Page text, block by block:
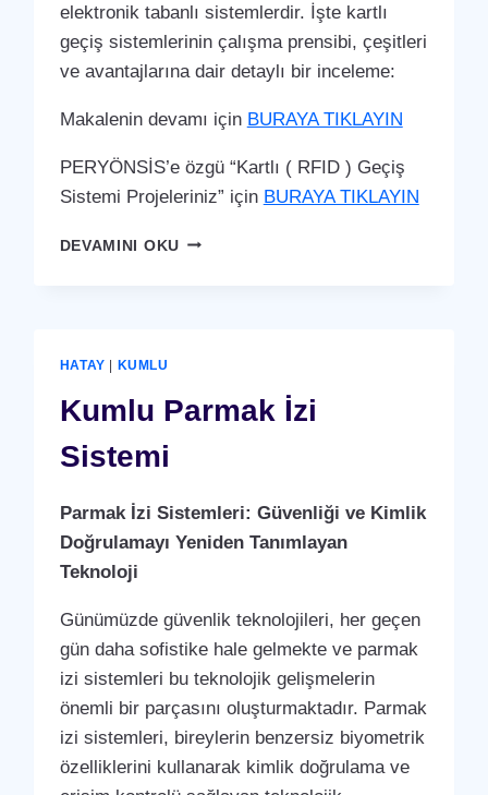
elektronik tabanlı sistemlerdir. İşte kartlı
geçiş sistemlerinin çalışma prensibi, çeşitleri
ve avantajlarına dair detaylı bir inceleme:
Makalenin devamı için BURAYA TIKLAYIN
PERYÖNSİS’e özgü “Kartlı ( RFID ) Geçiş
Sistemi Projeleriniz” için BURAYA TIKLAYIN
DEVAMINI OKUKUMLU
HATAY | KUMLU
Kumlu Parmak İzi
Sistemi
Parmak İzi Sistemleri: Güvenliği ve Kimlik
Doğrulamayı Yeniden Tanımlayan
Teknoloji
Günümüzde güvenlik teknolojileri, her geçen
gün daha sofistike hale gelmekte ve parmak
izi sistemleri bu teknolojik gelişmelerin
önemli bir parçasını oluşturmaktadır. Parmak
izi sistemleri, bireylerin benzersiz biyometrik
özelliklerini kullanarak kimlik doğrulama ve